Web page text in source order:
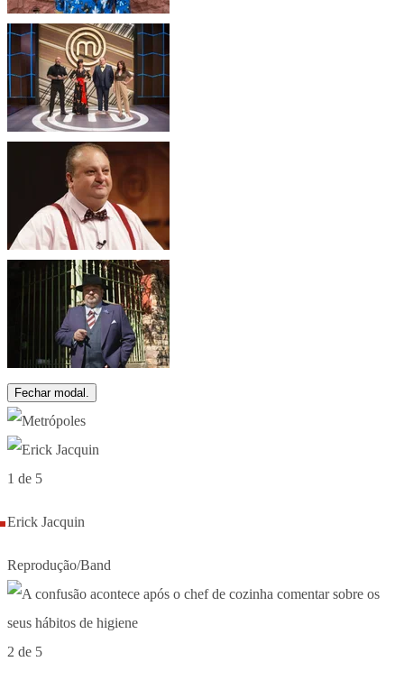
Fechar modal.
1 de 5
Erick Jacquin
Reprodução/Band
2 de 5